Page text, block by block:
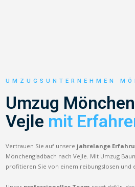
UMZUGSUNTERNEHMEN
Umzug
Vejle mit
Vertrauen Sie auf unsere jahrelange
Mönchengladbach nach Vejle. Mit Umzug
profitieren Sie von einem reibungslosen und